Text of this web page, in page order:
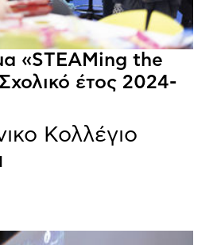
«STEAMing the
έτος 2024-
Κολλέγιο